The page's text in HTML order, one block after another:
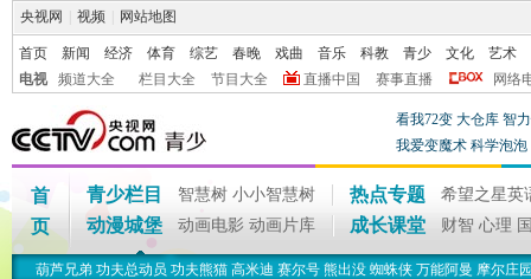
央视网 视频 网站地图
首页 新闻 经济 体育 综艺 春晚 戏曲 音乐 科教 青少 文化
艺术
电视
频道大全 栏目大全 节目大全 直播中国 赛事直播 网络
看我72变 大仓库 智
我爱变魔术 科学泡泡
首
页
青少栏目 智慧树 小小智慧树
动漫城堡 动画电影 动画片库
热点专题 希望之星英
成长课堂 财智 心理
葫芦兄弟 功夫总动员 功夫熊猫 高米迪 赛尔号 熊出没 蜘蛛侠 万能阿曼 摩尔庄